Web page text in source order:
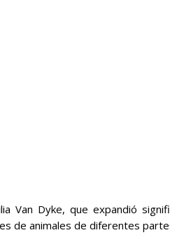
Van Dyke, que expandió
de animales de diferentes